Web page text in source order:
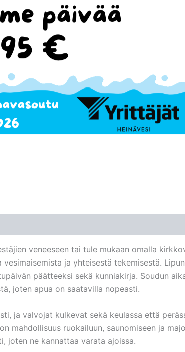
veneeseen tai tule mukaan omalla
ja yhteisestä tekemisestä.
päätteeksi sekä kunniakirja. Soudun
joten apua on saatavilla nopeasti.
ja valvojat kulkevat sekä keulassa että
mahdollisuus ruokailuun, saunomiseen ja
joten ne kannattaa varata ajoissa.